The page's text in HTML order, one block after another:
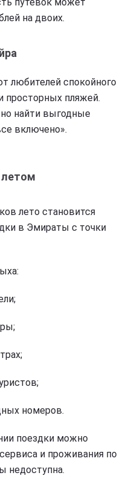
на двоих.
любителей спокойного
просторных пляжей.
найти выгодные
включено».
летом
лето становится
в Эмираты с точки
номеров.
поездки можно
и проживания по
недоступна.